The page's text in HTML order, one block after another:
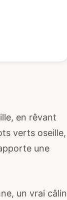
en rêvant
verts oseille,
une
un vrai câlin